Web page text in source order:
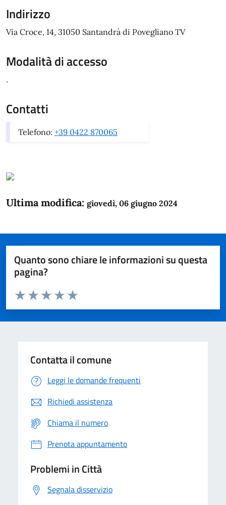
Indirizzo
Via Croce, 14, 31050 Santandrà di Povegliano TV
Modalità di accesso
.
Contatti
Telefono: +39 0422 870065
Ultima modifica: giovedì, 06 giugno 2024
Quanto sono chiare le informazioni su questa
pagina?
Domanda
Valuta da 1 a 5 stelle la pagina
Valuta 5 stelle su 5
Valuta 4 stelle su 5
Valuta 3 stelle su 5
Valuta 2 stelle su 5
Valuta 1 stelle su 5
Contatta il comune
Leggi le domande frequenti
Richiedi assistenza
Chiama il numero
Prenota appuntamento
Problemi in Città
Segnala disservizio